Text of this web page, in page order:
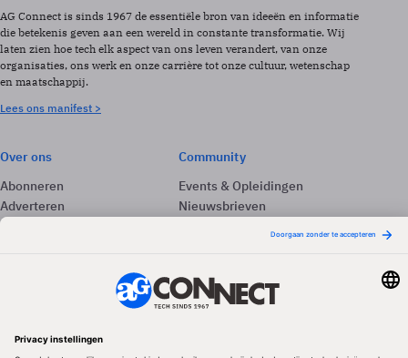
AG Connect is sinds 1967 de essentiële bron van ideeën en informatie
die betekenis geven aan een wereld in constante transformatie. Wij
laten zien hoe tech elk aspect van ons leven verandert, van onze
organisaties, ons werk en onze carrière tot onze cultuur, wetenschap
en maatschappij.
Lees ons manifest >
Over ons
Abonneren
Adverteren
Contact
Community
Events & Opleidingen
Nieuwsbrieven